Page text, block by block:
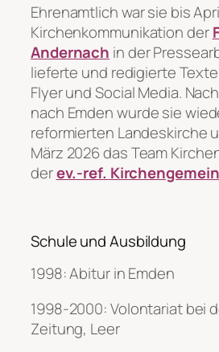
Ehrenamtlich war sie bis
Kirchenkommunikationder
Andernach in der
lieferte und redigierte
Flyer und Social Media.
nach Emden wurde sie
reformierten Landeskirche
März 2026 dasTeam
derev.-ref.
Schule und Ausbildung
1998: Abitur in Emden
1998-2000: Volontariat bei
Zeitung, Leer